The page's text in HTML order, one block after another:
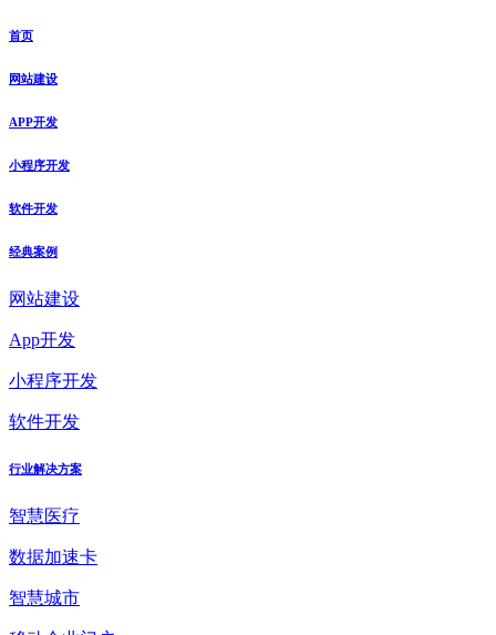
首页
网站建设
APP开发
小程序开发
软件开发
经典案例
网站建设
App开发
小程序开发
软件开发
行业解决方案
智慧医疗
数据加速卡
智慧城市